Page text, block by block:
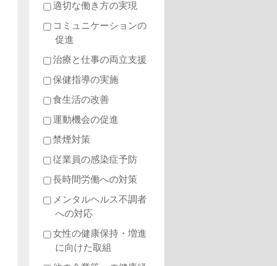
適切な働き方の実現
コミュニケーションの
促進
治療と仕事の両立支援
保健指導の実施
食生活の改善
運動機会の促進
禁煙対策
従業員の感染症予防
長時間労働への対策
メンタルヘルス不調者
への対応
女性の健康保持・増進
に向けた取組